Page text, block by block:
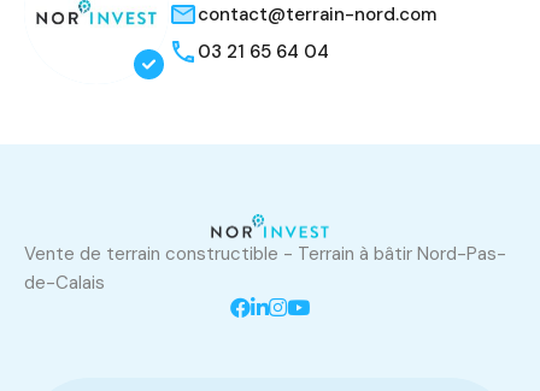
contact@terrain-nord.com
03 21 65 64 04
Vente de terrain constructible - Terrain à bâtir Nord-Pas-
de-Calais